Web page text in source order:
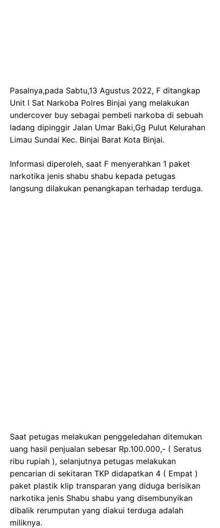
Pasalnya,pada Sabtu,13 Agustus 2022, F ditangkap
Unit I Sat Narkoba Polres Binjai yang melakukan
undercover buy sebagai pembeli narkoba di sebuah
ladang dipinggir Jalan Umar Baki,Gg Pulut Kelurahan
Limau Sundai Kec. Binjai Barat Kota Binjai.
Informasi diperoleh, saat F menyerahkan 1 paket
narkotika jenis shabu shabu kepada petugas
langsung dilakukan penangkapan terhadap terduga.
Saat petugas melakukan penggeledahan ditemukan
uang hasil penjualan sebesar Rp.100.000,- ( Seratus
ribu rupiah ), selanjutnya petugas melakukan
pencarian di sekitaran TKP didapatkan 4 ( Empat )
paket plastik klip transparan yang diduga berisikan
narkotika jenis Shabu shabu yang disembunyikan
dibalik rerumputan yang diakui terduga adalah
miliknya.